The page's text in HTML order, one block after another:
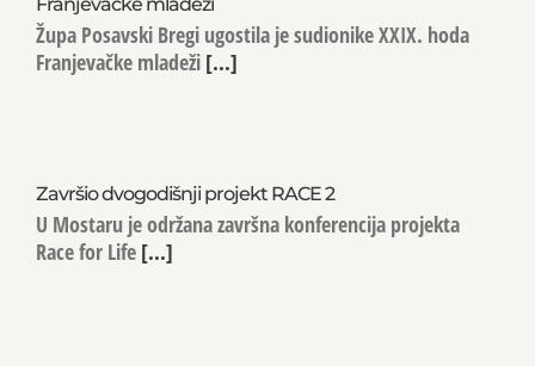
Franjevačke mladeži
Župa Posavski Bregi ugostila je sudionike XXIX. hoda
Franjevačke mladeži [...]
Završio dvogodišnji projekt RACE 2
U Mostaru je održana završna konferencija projekta
Race for Life [...]